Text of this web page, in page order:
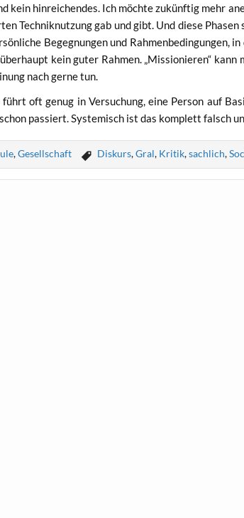
kein hin­rei­chen­des. Ich möch­te zukünf­tig mehr
Tech­nik­nut­zung gab und gibt. Und die­se
Begeg­nun­gen und Rah­men­be­din­gun­gen,
kein guter Rah­men. „Mis­sio­nie­ren“
nach ger­ne tun.
oft genug in Ver­su­chung, eine Per­son auf
pas­siert. Sys­te­misch ist das kom­plett falsch
,Gesellschaft Diskurs,Gral, Kritik,sachlich,